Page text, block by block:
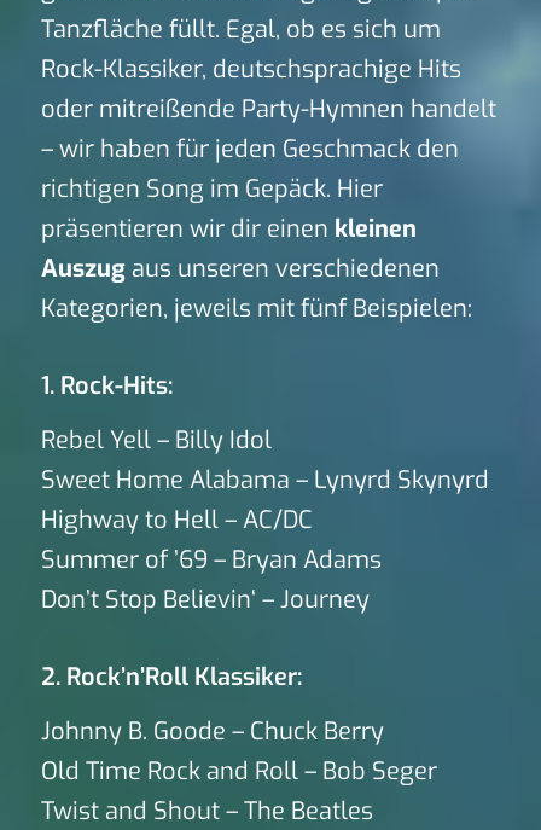
Tanzfläche füllt. Egal, ob es sich um
Rock-Klassiker, deutschsprachige Hits
oder mitreißende Party-Hymnen handelt
– wir haben für jeden Geschmack den
richtigen Song im Gepäck. Hier
präsentieren wir dir einen kleinen
Auszugaus unseren verschiedenen
Kategorien, jeweils mit fünf Beispielen:
1. Rock-Hits:
Rebel Yell – Billy Idol
Sweet Home Alabama – Lynyrd Skynyrd
Highway to Hell – AC/DC
Summer of ’69 – Bryan Adams
Don’t Stop Believin‘ – Journey
2. Rock’n’Roll Klassiker:
Johnny B. Goode – Chuck Berry
Old Time Rock and Roll – Bob Seger
Twist and Shout – The Beatles